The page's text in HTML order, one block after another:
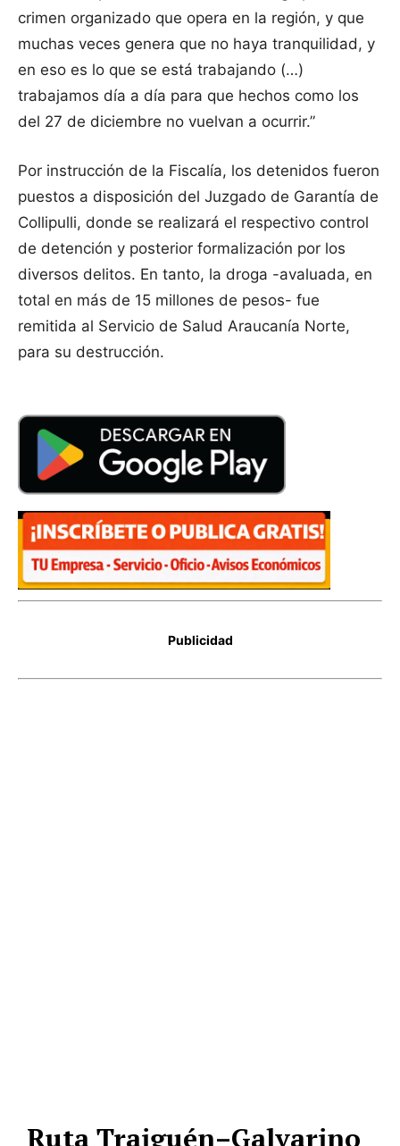
crimen organizado que opera en la región, y que
muchas veces genera que no haya tranquilidad, y
en eso es lo que se está trabajando (…)
trabajamos día a día para que hechos como los
del 27 de diciembre no vuelvan a ocurrir.”
Por instrucción de la Fiscalía, los detenidos fueron
puestos a disposición del Juzgado de Garantía de
Collipulli, donde se realizará el respectivo control
de detención y posterior formalización por los
diversos delitos. En tanto, la droga -avaluada, en
total en más de 15 millones de pesos- fue
remitida al Servicio de Salud Araucanía Norte,
para su destrucción.
Publicidad